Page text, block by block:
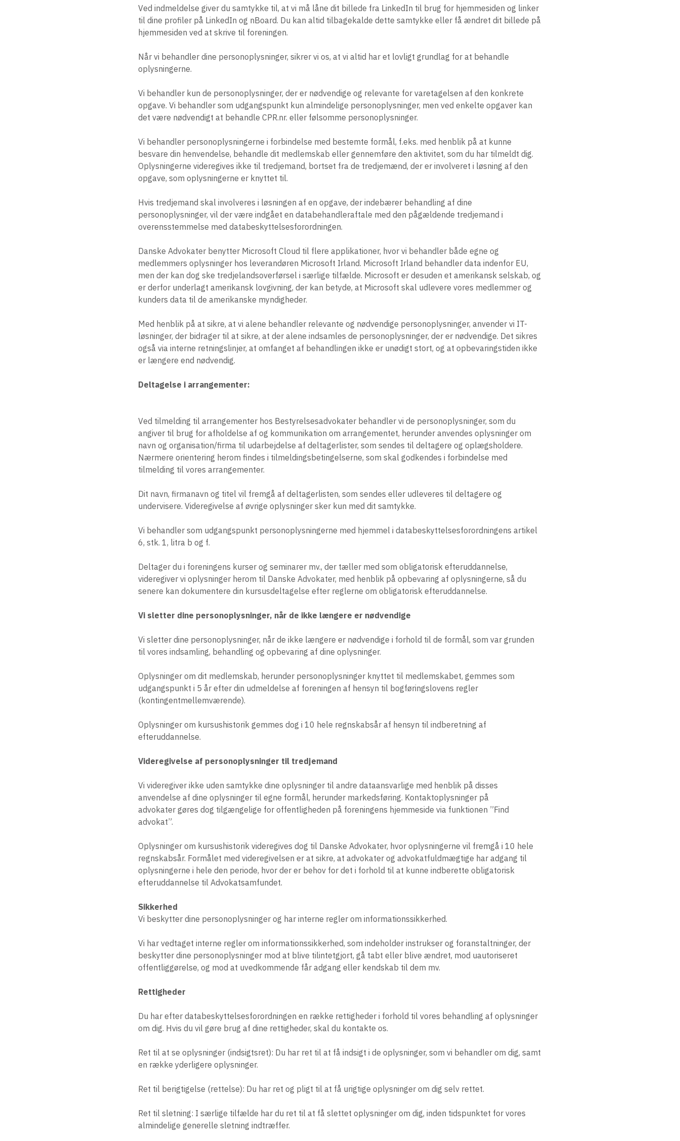
Ved indmeldelse giver du samtykke til, at vi må låne dit billede fra LinkedIn til brug for hjemmesiden og linker
til dine profiler på LinkedIn og nBoard. Du kan altid tilbagekalde dette samtykke eller få ændret dit billede på
hjemmesiden ved at skrive til foreningen.
Når vi behandler dine personoplysninger, sikrer vi os, at vi altid har et lovligt grundlag for at behandle
oplysningerne.
Vi behandler kun de personoplysninger, der er nødvendige og relevante for varetagelsen af den konkrete
opgave. Vi behandler som udgangspunkt kun almindelige personoplysninger, men ved enkelte opgaver kan
det være nødvendigt at behandle CPR.nr. eller følsomme personoplysninger.
Vi behandler personoplysningerne i forbindelse med bestemte formål, f.eks. med henblik på at kunne
besvare din henvendelse, behandle dit medlemskab eller gennemføre den aktivitet, som du har tilmeldt dig.
Oplysningerne videregives ikke til tredjemand, bortset fra de tredjemænd, der er involveret i løsning af den
opgave, som oplysningerne er knyttet til.
Hvis tredjemand skal involveres i løsningen af en opgave, der indebærer behandling af dine
personoplysninger, vil der være indgået en databehandleraftale med den pågældende tredjemand i
overensstemmelse med databeskyttelsesforordningen.
Danske Advokater benytter Microsoft Cloud til flere applikationer, hvor vi behandler både egne og
medlemmers oplysninger hos leverandøren Microsoft Irland. Microsoft Irland behandler data indenfor EU,
men der kan dog ske tredjelandsoverførsel i særlige tilfælde. Microsoft er desuden et amerikansk selskab, og
er derfor underlagt amerikansk lovgivning, der kan betyde, at Microsoft skal udlevere vores medlemmer og
kunders data til de amerikanske myndigheder.
Med henblik på at sikre, at vi alene behandler relevante og nødvendige personoplysninger, anvender vi IT-
løsninger, der bidrager til at sikre, at der alene indsamles de personoplysninger, der er nødvendige. Det sikres
også via interne retningslinjer, at omfanget af behandlingen ikke er unødigt stort, og at opbevaringstiden ikke
er længere end nødvendig.
Deltagelse i arrangementer:
Ved tilmelding til arrangementer hos Bestyrelsesadvokater behandler vi de personoplysninger, som du
angiver til brug for afholdelse af og kommunikation om arrangementet, herunder anvendes oplysninger om
navn og organisation/firma til udarbejdelse af deltagerlister, som sendes til deltagere og oplægsholdere.
Nærmere orientering herom findes i tilmeldingsbetingelserne, som skal godkendes i forbindelse med
tilmelding til vores arrangementer.
Dit navn, firmanavn og titel vil fremgå af deltagerlisten, som sendes eller udleveres til deltagere og
undervisere. Videregivelse af øvrige oplysninger sker kun med dit samtykke.
Vi behandler som udgangspunkt personoplysningerne med hjemmel i databeskyttelsesforordningens artikel
6, stk. 1, litra b og f.
Deltager du i foreningens kurser og seminarer mv., der tæller med som obligatorisk efteruddannelse,
videregiver vi oplysninger herom til Danske Advokater, med henblik på opbevaring af oplysningerne, så du
senere kan dokumentere din kursusdeltagelse efter reglerne om obligatorisk efteruddannelse.
Vi sletter dine personoplysninger, når de ikke længere er nødvendige
Vi sletter dine personoplysninger, når de ikke længere er nødvendige i forhold til de formål, som var grunden
til vores indsamling, behandling og opbevaring af dine oplysninger.
Oplysninger om dit medlemskab, herunder personoplysninger knyttet til medlemskabet, gemmes som
udgangspunkt i 5 år efter din udmeldelse af foreningen af hensyn til bogføringslovens regler
(kontingentmellemværende).
Oplysninger om kursushistorik gemmes dog i 10 hele regnskabsår af hensyn til indberetning af
efteruddannelse.
Videregivelse af personoplysninger til tredjemand
Vi videregiver ikke uden samtykke dine oplysninger til andre dataansvarlige med henblik på disses
anvendelse af dine oplysninger til egne formål, herunder markedsføring. Kontaktoplysninger på
advokater gøres dog tilgængelige for offentligheden på foreningens hjemmeside via funktionen ”Find
advokat”.
Oplysninger om kursushistorik videregives dog til Danske Advokater, hvor oplysningerne vil fremgå i 10 hele
regnskabsår. Formålet med videregivelsen er at sikre, at advokater og advokatfuldmægtige har adgang til
oplysningerne i hele den periode, hvor der er behov for det i forhold til at kunne indberette obligatorisk
efteruddannelse til Advokatsamfundet.
Sikkerhed
Vi beskytter dine personoplysninger og har interne regler om informationssikkerhed.
Vi har vedtaget interne regler om informationssikkerhed, som indeholder instrukser og foranstaltninger, der
beskytter dine personoplysninger mod at blive tilintetgjort, gå tabt eller blive ændret, mod uautoriseret
offentliggørelse, og mod at uvedkommende får adgang eller kendskab til dem mv.
Rettigheder
Du har efter databeskyttelsesforordningen en række rettigheder i forhold til vores behandling af oplysninger
om dig. Hvis du vil gøre brug af dine rettigheder, skal du kontakte os.
Ret til at se oplysninger (indsigtsret): Du har ret til at få indsigt i de oplysninger, som vi behandler om dig, samt
en række yderligere oplysninger.
Ret til berigtigelse (rettelse): Du har ret og pligt til at få urigtige oplysninger om dig selv rettet.
Ret til sletning: I særlige tilfælde har du ret til at få slettet oplysninger om dig, inden tidspunktet for vores
almindelige generelle sletning indtræffer.